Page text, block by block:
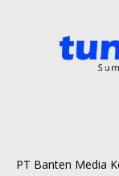
PT Banten Media